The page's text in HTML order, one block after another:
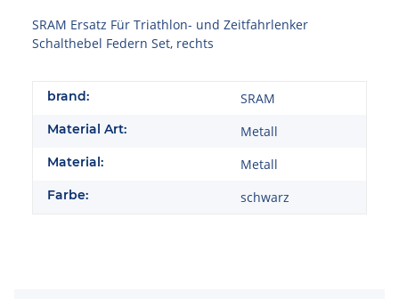
SRAM Ersatz Für Triathlon- und Zeitfahrlenker
Schalthebel Federn Set, rechts
brand: SRAM
Material Art: Metall
Material: Metall
Farbe: schwarz